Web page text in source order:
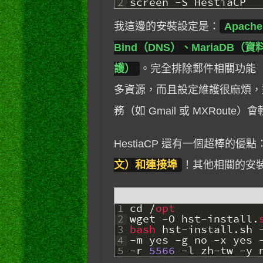
我這邊的安裝設定是：
Bind（DNS）、MariaDB（資
護）
。完全排除郵件相關功能
多資源，而且設定維護很麻煩
務（如 Gmail 或 MXRoute）會
HestiaCP 還有一個超棒的優點
文）和連接埠
！其他相關的
1
2
3
4
5
cd /opt
wget -O hst-install.
bash hst-install.sh
-m yes -g no -x yes
-r 5566 -l zh-tw -y